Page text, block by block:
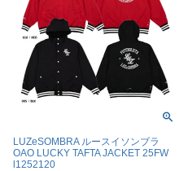
LUZeSOMBRA ルースイソンブラ
OAO LUCKY TAFTA JACKET 25FW
l1252120